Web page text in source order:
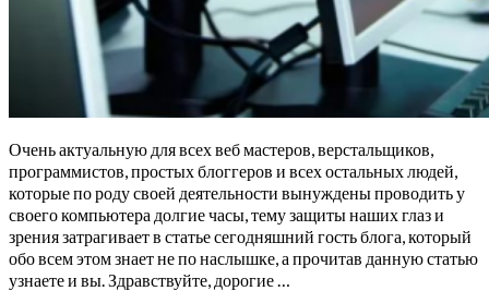
Очень актуальную для всех веб мастеров, верстальщиков,
программистов, простых блоггеров и всех остальных людей,
которые по роду своей деятельности вынуждены проводить у
своего компьютера долгие часы, тему защиты наших глаз и
зрения затрагивает в статье сегодняшний гость блога, который
обо всем этом знает не по наслышке, а прочитав данную статью
узнаете и вы. Здравствуйте, дорогие …